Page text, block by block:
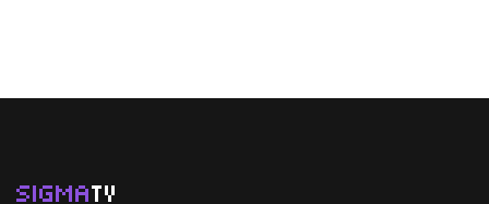
SIGMATV